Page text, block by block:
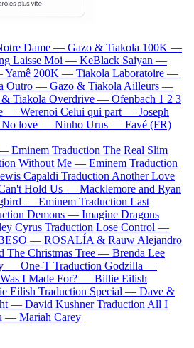
Dame — Gazo & Tiakola 100K —
Laisse Moi — KeBlack Saiyan —
Yamê 200K — Tiakola Laboratoire —
Outro — Gazo & Tiakola Ailleurs —
Tiakola Overdrive — Ofenbach 1 2 3
— Werenoi Celui qui part — Joseph
No love — Ninho Urus — Favé (FR)
— Eminem Traduction The Real Slim
Without Me — Eminem Traduction
Capaldi Traduction Another Love
Hold Us — Macklemore and Ryan
— Eminem Traduction Last
Demons — Imagine Dragons
Cyrus Traduction Lose Control —
— ROSALÍA & Rauw Alejandro
The Christmas Tree — Brenda Lee
— One-T Traduction Godzilla —
I Made For? — Billie Eilish
Eilish Traduction Special — Dave &
— David Kushner Traduction All I
— Mariah Carey